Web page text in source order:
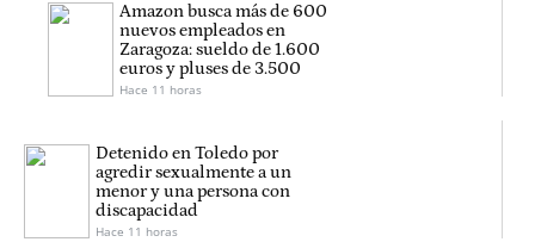
Amazon busca más de 600
nuevos empleados en
Zaragoza: sueldo de 1.600
euros y pluses de 3.500
Hace 11 horas
Detenido en Toledo por
agredir sexualmente a un
menor y una persona con
discapacidad
Hace 11 horas